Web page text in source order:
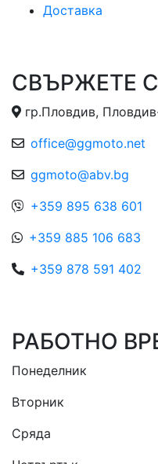
Доставка
СВЪРЖЕТЕ
гр.Пловдив,
office@ggmoto.net
ggmoto@abv.bg
+359 895 638 601
+359 885 106 683
+359 878 591 402
РАБОТНО
Понеделник
Вторник
Сряда